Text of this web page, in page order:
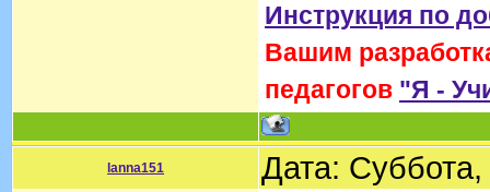
Инструкция по
Вашим
педагогов "Я -
lanna151 Дата: